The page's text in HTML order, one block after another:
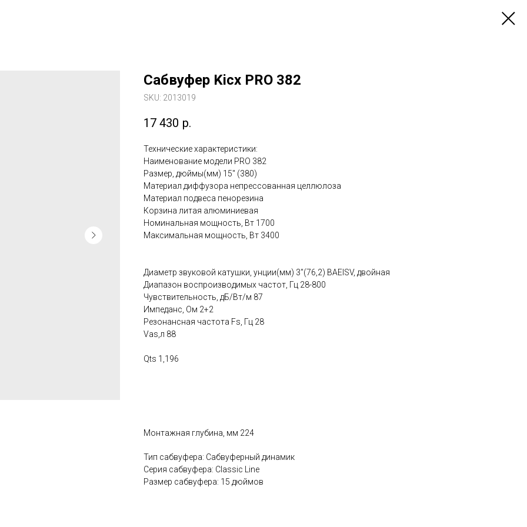
Сабвуфер Kicx PRO 382
SKU: 2013019
17 430 р.
Технические характеристики:
Наименование модели PRO 382
Размер, дюймы(мм) 15" (380)
Материал диффузора непрессованная целлюлоза
Материал подвеса пенорезина
Корзина литая алюминиевая
Номинальная мощность, Вт 1700
Максимальная мощность, Вт 3400
Диаметр звуковой катушки, унции(мм) 3"(76,2) BAEISV, двойная
Диапазон воспроизводимых частот, Гц 28-800
Чувствительность, дБ/Вт/м 87
Импеданс, Ом 2+2
Резонансная частота Fs, Гц 28
Vas,л 88
Qts 1,196
Монтажная глубина, мм 224
Тип сабвуфера: Сабвуферный динамик
Серия сабвуфера: Classic Line
Размер сабвуфера: 15 дюймов